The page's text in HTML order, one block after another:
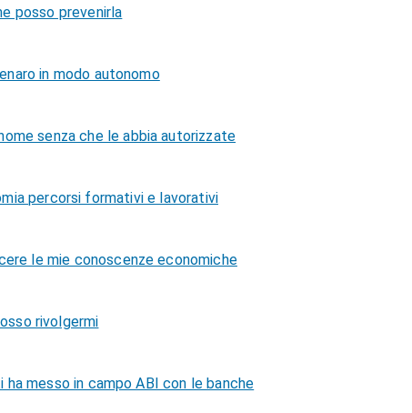
posso prevenirla
in modo autonomo
senza che le abbia autorizzate
percorsi formativi e lavorativi
le mie conoscenze economiche
rivolgermi
messo in campo ABI con le banche